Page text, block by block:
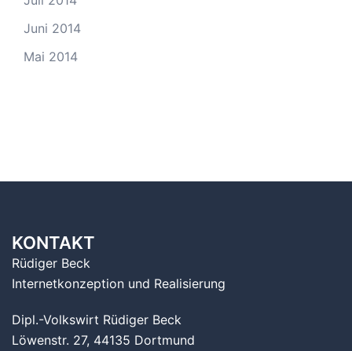
Juni 2014
Mai 2014
KONTAKT
Rüdiger Beck
Internetkonzeption und Realisierung
Dipl.-Volkswirt Rüdiger Beck
Löwenstr. 27, 44135 Dortmund